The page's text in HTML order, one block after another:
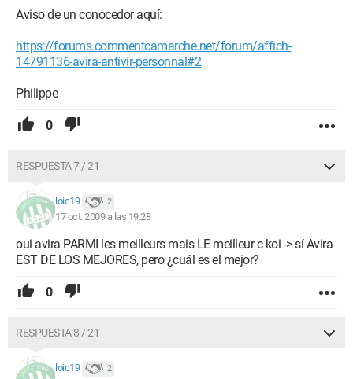
Aviso de un conocedor aquí:
https://forums.commentcamarche.net/forum/affich-
14791136-avira-antivir-personnal#2
Philippe
0
RESPUESTA 7 / 21
loic19 2
17 oct. 2009 a las 19:28
oui avira PARMI les meilleurs mais LE meilleur c koi -> sí Avira
EST DE LOS MEJORES, pero ¿cuál es el mejor?
0
RESPUESTA 8 / 21
loic19 2